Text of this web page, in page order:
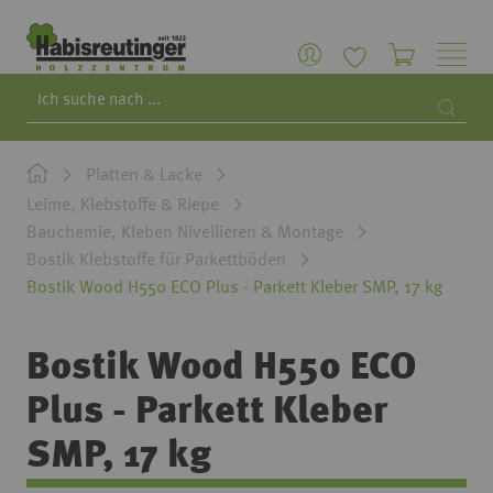
Platten & Lacke
Leime, Klebstoffe & Riepe
Bauchemie, Kleben Nivellieren & Montage
Bostik Klebstoffe für Parkettböden
Bostik Wood H550 ECO Plus - Parkett Kleber SMP, 17 kg
Bostik Wood H550 ECO
Plus - Parkett Kleber
SMP, 17 kg